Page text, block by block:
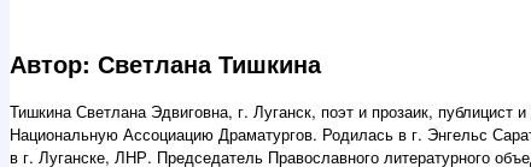
Автор: Светлана Тишкина
Тишкина Светлана Эдвиговна, г. Луганск, поэт и прозаик,
Национальную Ассоциацию Драматургов. Родилась в г. Энгельс
в г. Луганске, ЛНР. Председатель Православного литературного